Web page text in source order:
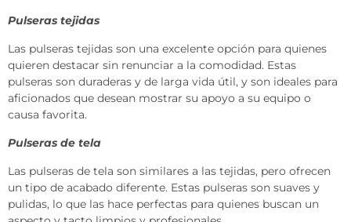
Pulseras tejidas
Las pulseras tejidas son una excelente opción para quienes
quieren destacar sin renunciar a la comodidad. Estas
pulseras son duraderas y de larga vida útil, y son ideales para
aficionados que desean mostrar su apoyo a su equipo o
causa favorita.
Pulseras de tela
Las pulseras de tela son similares a las tejidas, pero ofrecen
un tipo de acabado diferente. Estas pulseras son suaves y
pulidas, lo que las hace perfectas para quienes buscan un